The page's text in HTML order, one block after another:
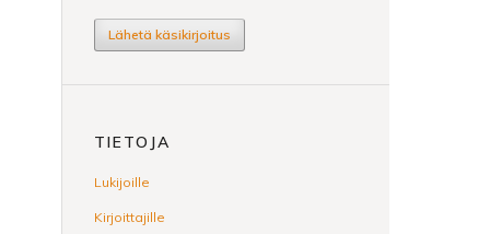
Lähetä käsikirjoitus
TIETOJA
Lukijoille
Kirjoittajille